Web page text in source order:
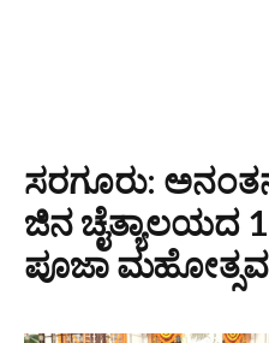
ಸರಗೂರು:
ಜಿನ ಚೈತ್ಯಾಲಯದ
ಪೂಜಾ ಮಹೋತ್ಸವ